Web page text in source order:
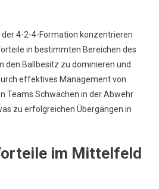
4-2-4-Formation konzentrieren
in bestimmten Bereichen des
den Ballbesitz zu dominieren und
effektives Management von
Teams Schwächen in der Abwehr
zu erfolgreichen Übergängen in
im Mittelfeld